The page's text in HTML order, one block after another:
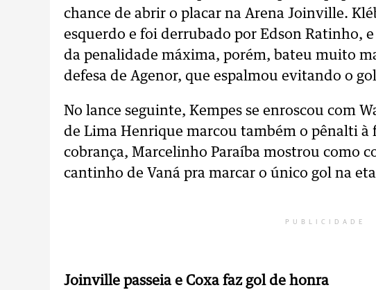
chance de abrir o placar na Arena Joinville.
esquerdo e foi derrubado por Edson Ratinho,
da penalidade máxima, porém, bateu muito
defesa de Agenor, que espalmou evitando o
No lance seguinte, Kempes se enroscou com
de Lima Henrique marcou também o pênalti à
cobrança, Marcelinho Paraíba mostrou como
cantinho de Vaná pra marcar o único gol na
PUBLICIDADE
Joinville passeia e Coxa faz gol de honra